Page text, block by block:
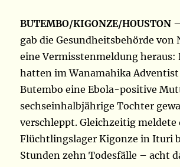
BUTEMBO/KIGONZE/HOUSTON
gab die Gesundheitsbehörde
eine Vermisstenmeldung heraus:
hatten im Wanamahika
Butembo eine Ebola-positive
sechseinhalbjährige Tochter
verschleppt. Gleichzeitig meldete
Flüchtlingslager Kigonze in Ituri
Stunden zehn Todesfälle – acht